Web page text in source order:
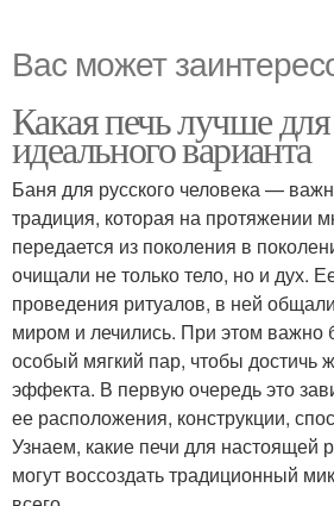
Вас может
Какая печь лучше
идеального варианта
Баня для русского человека —
традиция, которая на протяжении
передается из поколения в
очищали не только тело, но и дух.
проведения ритуалов, в ней
миром и лечились. При этом важно
особый мягкий пар, чтобы достичь
эффекта. В первую очередь это
ее расположения, конструкции,
Узнаем, какие печи для настоящей
могут воссоздать традиционный